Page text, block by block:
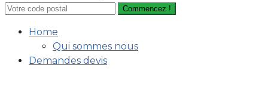
Commencez !
Home
Qui sommes nous
Demandes devis